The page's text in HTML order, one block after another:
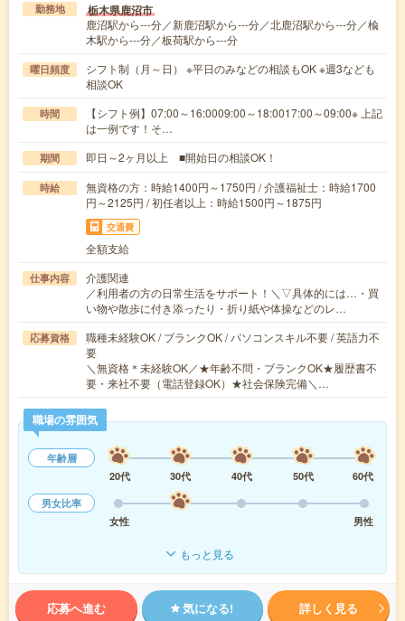
勤務地 栃木県鹿沼市
鹿沼駅から---分／新鹿沼駅から---分／北鹿沼駅から---分／楡
木駅から---分／板荷駅から---分
曜日頻度
シフト制（月～日） ※平日のみなどの相談もOK ※週3なども
相談OK
時間
【シフト例】07:00～16:0009:00～18:0017:00～09:00※ 上記
は一例です！そ…
期間 即日～2ヶ月以上 ■開始日の相談OK！
時給
無資格の方：時給1400円～1750円 / 介護福祉士：時給1700
円～2125円 / 初任者以上：時給1500円～1875円
交通費
全額支給
仕事内容
介護関連
／利用者の方の日常生活をサポート！＼▽具体的には…・買
い物や散歩に付き添ったり・折り紙や体操などのレ…
応募資格
職種未経験OK / ブランクOK / パソコンスキル不要 / 英語力不
要
＼無資格＊未経験OK／★年齢不問・ブランクOK★履歴書不
要・来社不要（電話登録OK）★社会保険完備＼…
職場の雰囲気
年齢層
20代
30代 40代 50代
60代
男女比率
女性
男性
もっと見る
応募へ進む 気になる! 詳しく見る